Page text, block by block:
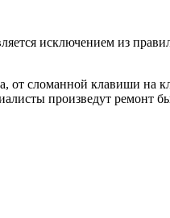
исключением из
от сломанной клавиши на
произведут ремонт